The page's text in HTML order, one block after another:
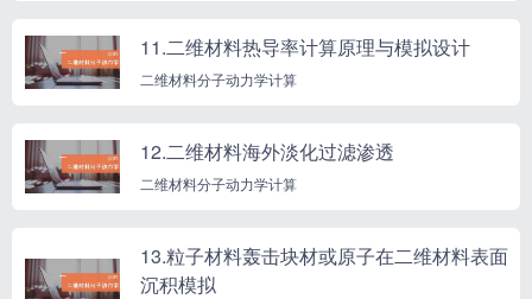
11.二维材料热导率计算原理与模拟设计
二维材料分子动力学计算
12.二维材料海外淡化过滤渗透
二维材料分子动力学计算
13.粒子材料轰击块材或原子在二维材料表面
沉积模拟